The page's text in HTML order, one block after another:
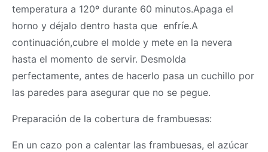
temperatura a 120º durante 60 minutos.Apaga el
horno y déjalo dentro hasta que enfríe.A
continuación,cubre el molde y mete en la nevera
hasta el momento de servir. Desmolda
perfectamente, antes de hacerlo pasa un cuchillo por
las paredes para asegurar que no se pegue.
Preparación de la cobertura de frambuesas:
En un cazo pon a calentar las frambuesas, el azúcar